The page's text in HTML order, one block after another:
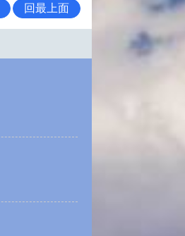
回最上面